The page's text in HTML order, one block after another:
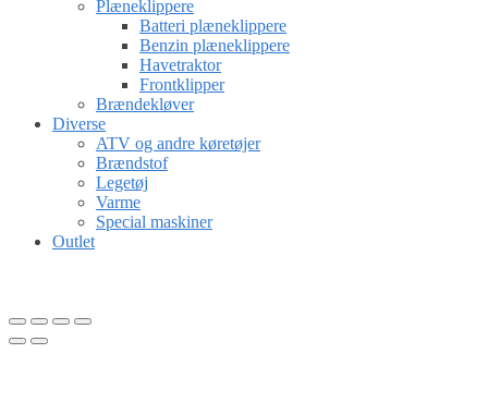
Plæneklippere
Batteri plæneklippere
Benzin plæneklippere
Havetraktor
Frontklipper
Brændekløver
Diverse
ATV og andre køretøjer
Brændstof
Legetøj
Varme
Special maskiner
Outlet